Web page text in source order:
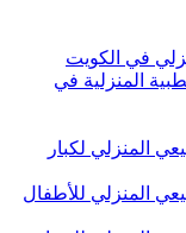
في الكويت
المنزلية في
المنزلي لكبار
المنزلي للأطفال